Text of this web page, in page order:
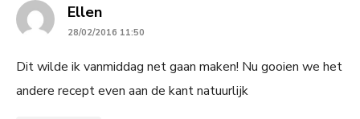
Ellensays:
28/02/2016 11:50
Dit wilde ik vanmiddag net gaan maken! Nu gooien we het
andere recept even aan de kant natuurlijk